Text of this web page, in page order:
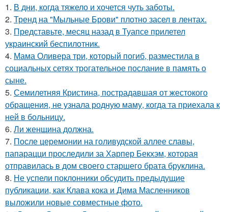
1. В дни, когда тяжело и хочется чуть заботы.
2. Тренд на "Мыльные Брови" плотно засел в лентах.
3. Представьте, месяц назад в Туапсе прилетел
украинский беспилотник.
4. Мама Оливера три, который погиб, разместила в
социальных сетях трогательное послание в память о
сыне.
5. Семилетняя Кристина, пострадавшая от жестокого
обращения, не узнала родную маму, когда та приехала к
ней в больницу.
6. Ли женщина должна.
7. После церемонии на голивудской аллее славы,
папарацци проследили за Харпер Бекхэм, которая
отправилась в дом своего старшего брата бруклина.
8. Не успели поклонники обсудить предыдущие
публикации, как Клава кока и Дима Масленников
выложили новые совместные фото.